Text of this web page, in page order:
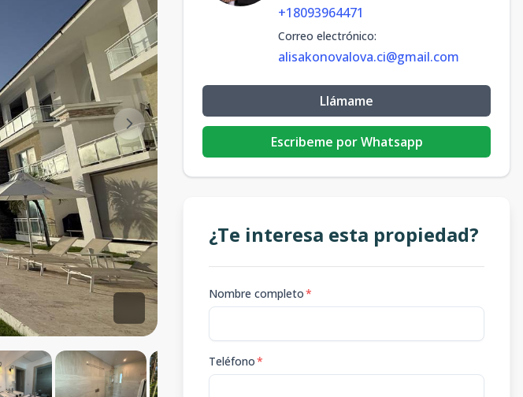
+18093964471
Correo electrónico:
alisakonovalova.ci@gmail.com
Llámame
Escribeme por Whatsapp
¿Te interesa esta propiedad?
Nombre completo*
Teléfono*